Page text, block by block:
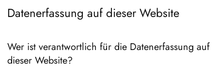
Datenerfassung auf dieser Website
Wer ist verantwortlich für die Datenerfassung auf
dieser Website?